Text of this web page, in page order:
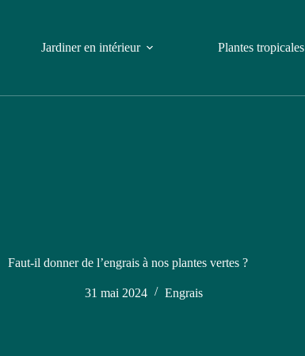
Jardiner en intérieur Plantes tropicales
Faut-il donner de l’engrais à nos plantes vertes ?
31 mai 2024 Engrais